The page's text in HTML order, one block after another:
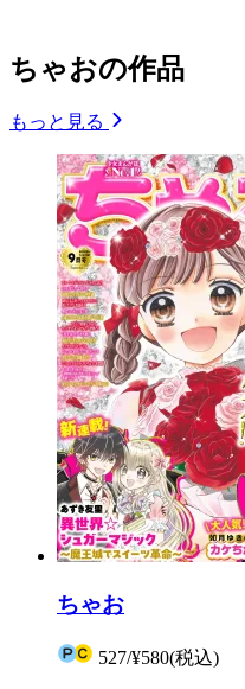
ちゃおの作品
もっと見る
ちゃお
527/¥580(税込)